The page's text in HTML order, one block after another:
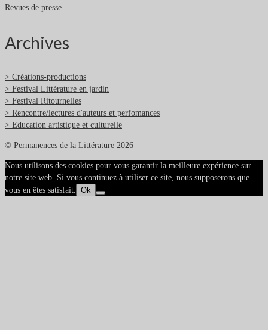
Revues de presse
Archives
> Créations-productions
> Festival Littérature en jardin
> Festival Ritournelles
> Rencontre/lectures d'auteurs et perfomances
> Education artistique et culturelle
© Permanences de la Littérature 2026
Nous utilisons des cookies pour vous garantir la meilleure expérience sur
notre site web. Si vous continuez à utiliser ce site, nous supposerons que
vous en êtes satisfait. Ok